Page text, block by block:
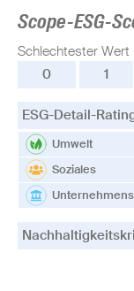
Scope-ESG-
Schlechtester Wert
0
1
ESG-Detail-
Umwelt
Soziales